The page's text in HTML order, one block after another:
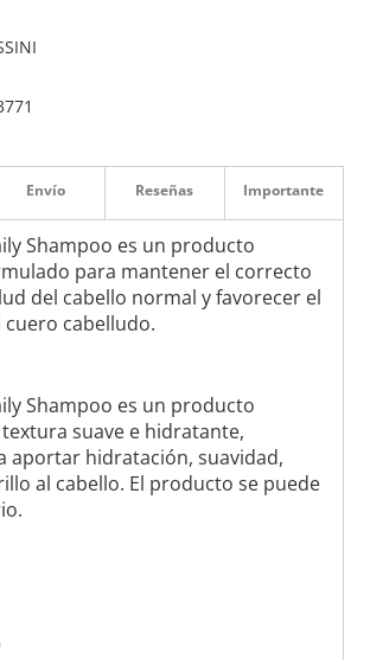
Shampoo es un producto
para mantener el correcto
del cabello normal y favorecer el
cabelludo.
Shampoo es un producto
suave e hidratante,
aportar hidratación, suavidad,
al cabello. El producto se puede
Envío Reseñas Importante